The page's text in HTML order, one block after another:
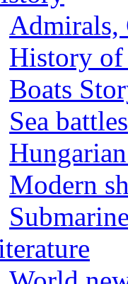
Admirals,
History of
Boats
Sea battles
Modern